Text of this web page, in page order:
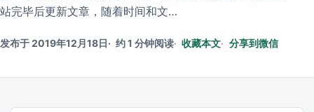
站完毕后更新文章，随着时间和文…
发布于 2019年12月18日 约 1 分钟阅读 收藏本文 分享到微信